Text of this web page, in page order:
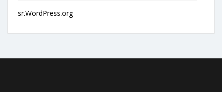
sr.WordPress.org